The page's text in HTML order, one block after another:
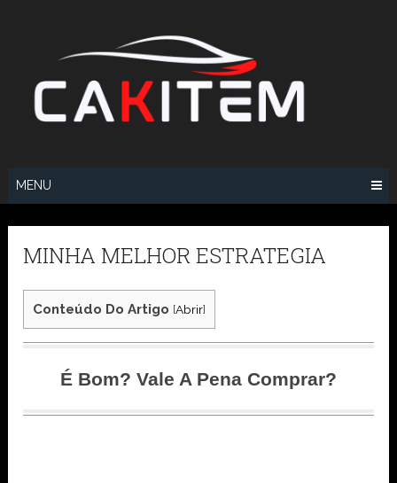
MENU
MINHA MELHOR ESTRATEGIA
Conteúdo Do Artigo [Abrir]
É Bom? Vale A Pena Comprar?